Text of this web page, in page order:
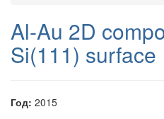
Al-Au 2D
Si(111) surface
Год: 2015